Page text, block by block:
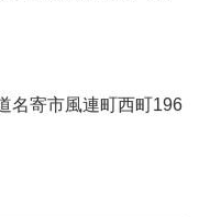
名寄市風連町西町196